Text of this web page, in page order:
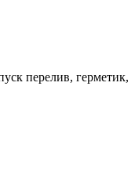
герметик,